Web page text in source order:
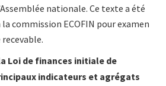
nationale. Ce texte a été
commission ECOFIN pour examen
Loi de finances initiale de
indicateurs et agrégats